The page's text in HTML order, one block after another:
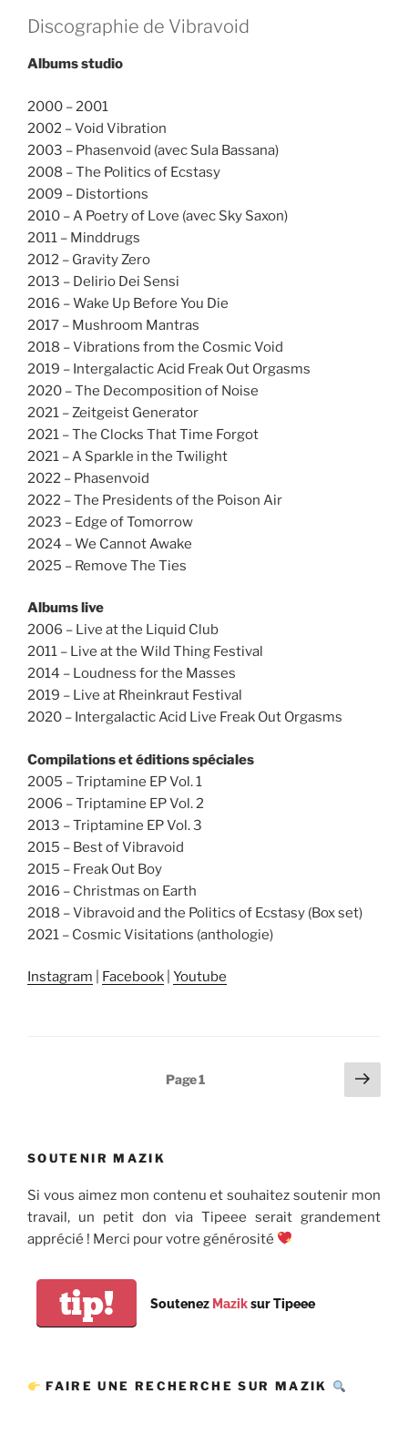
Discographie de Vibravoid
Albums studio
2000 – 2001
2002 – Void Vibration
2003 – Phasenvoid (avec Sula Bassana)
2008 – The Politics of Ecstasy
2009 – Distortions
2010 – A Poetry of Love (avec Sky Saxon)
2011 – Minddrugs
2012 – Gravity Zero
2013 – Delirio Dei Sensi
2016 – Wake Up Before You Die
2017 – Mushroom Mantras
2018 – Vibrations from the Cosmic Void
2019 – Intergalactic Acid Freak Out Orgasms
2020 – The Decomposition of Noise
2021 – Zeitgeist Generator
2021 – The Clocks That Time Forgot
2021 – A Sparkle in the Twilight
2022 – Phasenvoid
2022 – The Presidents of the Poison Air
2023 – Edge of Tomorrow
2024 – We Cannot Awake
2025 – Remove The Ties
Albums live
2006 – Live at the Liquid Club
2011 – Live at the Wild Thing Festival
2014 – Loudness for the Masses
2019 – Live at Rheinkraut Festival
2020 – Intergalactic Acid Live Freak Out Orgasms
Compilations et éditions spéciales
2005 – Triptamine EP Vol. 1
2006 – Triptamine EP Vol. 2
2013 – Triptamine EP Vol. 3
2015 – Best of Vibravoid
2015 – Freak Out Boy
2016 – Christmas on Earth
2018 – Vibravoid and the Politics of Ecstasy (Box set)
2021 – Cosmic Visitations (anthologie)
Instagram Facebook Youtube
Page1
Page
SOUTENIR MAZIK
Si vous aimez mon contenu et souhaitez soutenir mon
travail, un petit don via Tipeee serait grandement
apprécié ! Merci pour votre générosité
tip! Soutenez Maziksur Tipeee
FAIRE UNE RECHERCHE SUR MAZIK